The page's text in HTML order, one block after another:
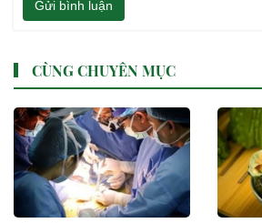
Gửi bình luận
CÙNG CHUYÊN MỤC